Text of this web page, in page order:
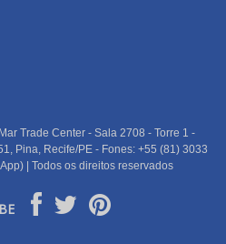
Trade Center - Sala 2708 - Torre 1 -
Pina, Recife/PE - Fones: +55 (81) 3033
| Todos os direitos reservados